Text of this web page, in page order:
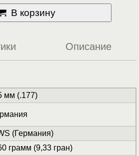
В корзину
Описание
мм (.177)
(Германия)
грамм (9,33 гран)